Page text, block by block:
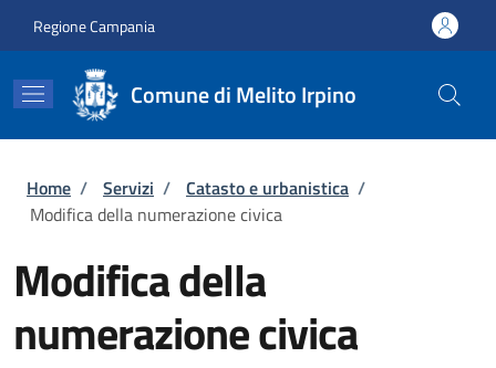
Regione Campania
Comune di Melito Irpino
Briciole di pane
Home / Servizi / Catasto e urbanistica /
Modifica della numerazione civica
Modifica della
numerazione civica